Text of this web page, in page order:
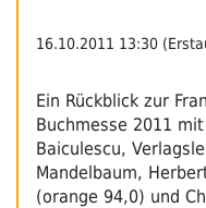
16.10.2011 13:30
Ein Rückblick zur
Buchmesse 2011
Baiculescu,
Mandelbaum,
(orange 94,0) und